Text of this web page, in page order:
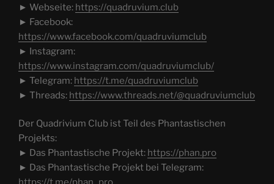
► Webseite: https://quadruvium.club
► Facebook:
https://www.facebook.com/quadruviumclub
► Instagram:
https://www.instagram.com/quadruviumclub/
► Telegram: https://t.me/quadruviumclub
► Threads: https://www.threads.net/@quadruviumclub
Der Quadrivium Club ist Teil des Phantastischen
Projekts:
► Das Phantastische Projekt: https://phan.pro
► Das Phantastische Projekt bei Telegram: